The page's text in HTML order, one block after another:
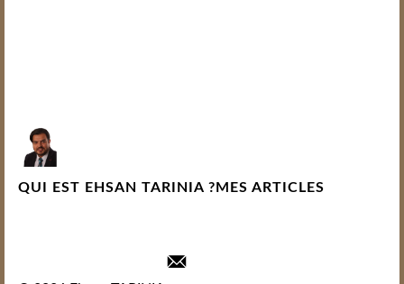
QUI EST EHSAN TARINIA ?MES ARTICLES